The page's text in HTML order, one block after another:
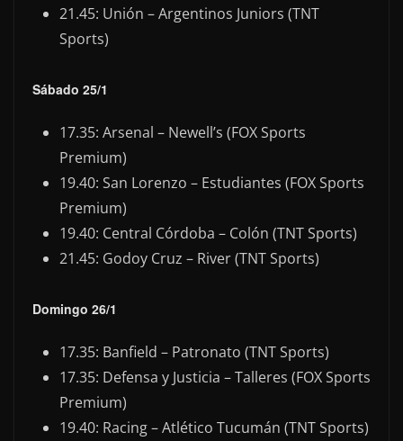
21.45: Unión – Argentinos Juniors (TNT
Sports)
Sábado 25/1
17.35: Arsenal – Newell’s (FOX Sports
Premium)
19.40: San Lorenzo – Estudiantes (FOX Sports
Premium)
19.40: Central Córdoba – Colón (TNT Sports)
21.45: Godoy Cruz – River (TNT Sports)
Domingo 26/1
17.35: Banfield – Patronato (TNT Sports)
17.35: Defensa y Justicia – Talleres (FOX Sports
Premium)
19.40: Racing – Atlético Tucumán (TNT Sports)